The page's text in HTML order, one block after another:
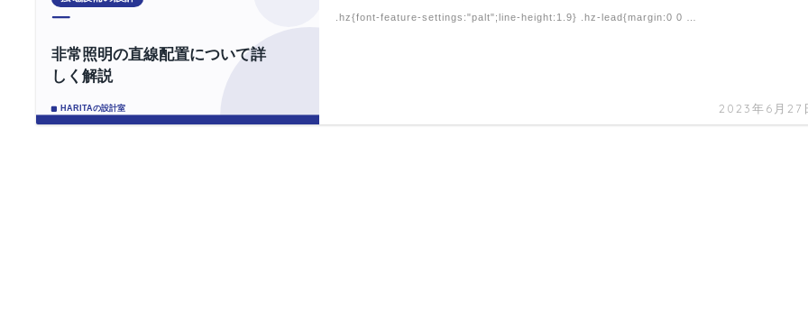
2023年6月27
.hz{font-feature-settings:"palt";line-height:1.9} .hz-lead{margin:0 0 …